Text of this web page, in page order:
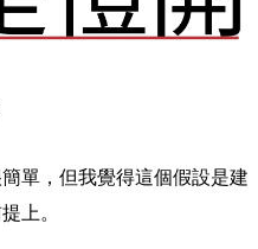
單，但我覺得這個假設是建
上。